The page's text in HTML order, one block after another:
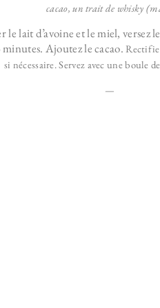
cacao, un trait de whisky
le lait d’avoine et le miel, versez
Ajoutez le cacao.
si nécessaire.Servez avec une boule
—